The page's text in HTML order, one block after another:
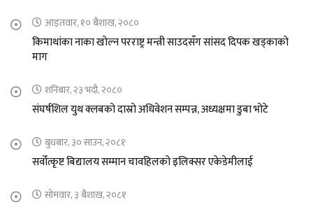
आइतवार, १० बैशाख, २०८०
किमाथांका नाका खोल्न परराष्ट्र मन्त्री साउदसँग सांसद दिपक खड्काको
माग
शनिबार, २३ भदौ, २०८०
संघर्षशिल युथ क्लबको दास्रो अधिवेशन सम्पन्न, अध्यक्षमा डुबा भोटे
बुधबार, ३० साउन, २०८१
सर्वोत्कृष्ट बिद्यालय सम्मान चावहिलको इलिक्सर एकेडेमीलाई
सोमवार, ३ बैशाख, २०८१